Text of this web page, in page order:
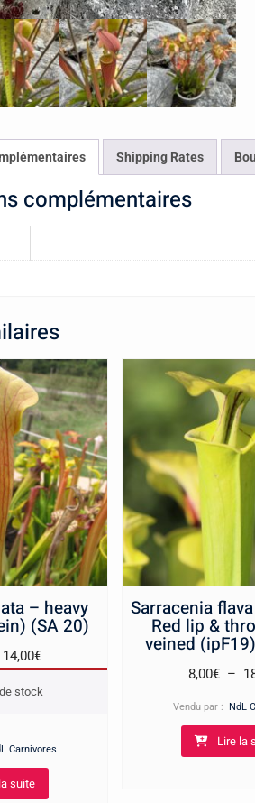
Shipping Rates
complémentaires
– heavy
(SA 20)
14,00€Plage
à
14,00€
stock
Carnivores
suite
Sarracenia
Red lip &
veined
8,00€ –
Vendu par : NdL
Lire la